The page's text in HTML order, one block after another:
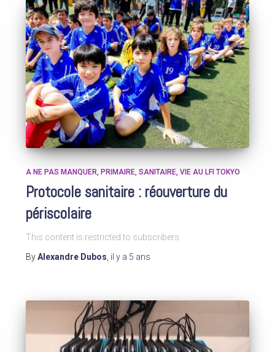
A NE PAS MANQUER PRIMAIRE SANITAIRE VIE AU LFI TOKYO
Protocole sanitaire : réouverture du
périscolaire
This content is restricted to subscribers
ByAlexandre Dubos il y a 5 ans